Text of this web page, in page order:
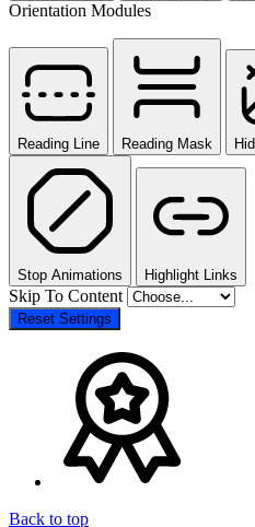
Orientation Modules
Reading Line Reading Mask
Stop Animations Highlight Links
Skip To Content
Reset Settings
Back to top